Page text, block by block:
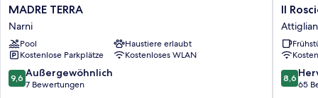
MADRE
TERRA
Narni
MADRE TERRA
Narni
Pool
Haustiere erlaubt
Kostenlose Parkplätze
Kostenloses WLAN
9.6
von
9,6 Außergewöhnlich
7 Bewertungen
Il
Roscio
Il
8.6
von
8,6
65